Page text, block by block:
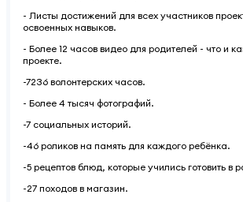
- Листы достижений для всех участников
освоенных навыков.
- Более 12 часов видео для родителей - что и
проекте.
-7236 волонтерских часов.
- Более 4 тысяч фотографий.
-7 социальных историй.
-46 роликов на память для каждого ребёнка.
-5 рецептов блюд, которые учились готовить в
-27 походов в магазин.